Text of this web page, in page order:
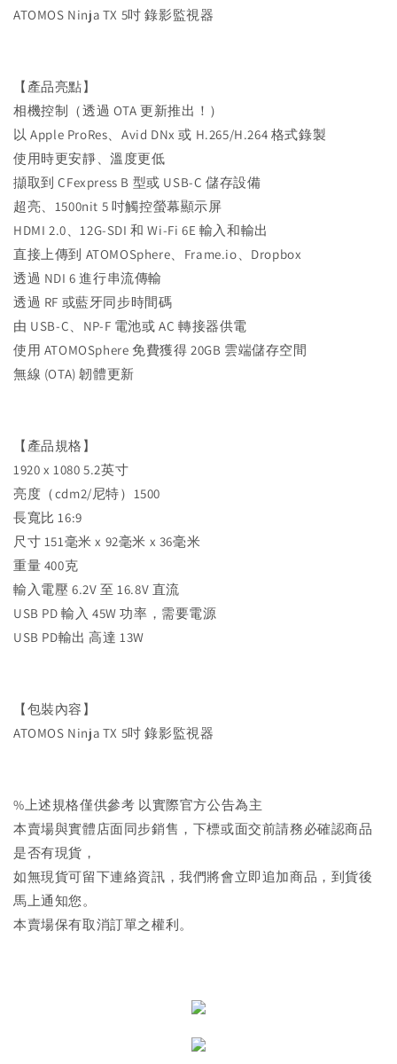
ATOMOS Ninja TX 5吋 錄影監視器
【產品亮點】
相機控制（透過 OTA 更新推出！）
以 Apple ProRes、Avid DNx 或 H.265/H.264 格式錄製
使用時更安靜、溫度更低
擷取到 CFexpress B 型或 USB-C 儲存設備
超亮、1500nit 5 吋觸控螢幕顯示屏
HDMI 2.0、12G-SDI 和 Wi-Fi 6E 輸入和輸出
直接上傳到 ATOMOSphere、Frame.io、Dropbox
透過 NDI 6 進行串流傳輸
透過 RF 或藍牙同步時間碼
由 USB-C、NP-F 電池或 AC 轉接器供電
使用 ATOMOSphere 免費獲得 20GB 雲端儲存空間
無線 (OTA) 韌體更新
【產品規格】
1920 x 1080 5.2英寸
亮度（cdm2/尼特）1500
長寬比 16:9
尺寸 151毫米 x 92毫米 x 36毫米
重量 400克
輸入電壓 6.2V 至 16.8V 直流
USB PD 輸入 45W 功率，需要電源
USB PD輸出 高達 13W
【包裝內容】
ATOMOS Ninja TX 5吋 錄影監視器
%上述規格僅供參考 以實際官方公告為主
本賣場與實體店面同步銷售，下標或面交前請務必確認商品
是否有現貨，
如無現貨可留下連絡資訊，我們將會立即追加商品，到貨後
馬上通知您。
本賣場保有取消訂單之權利。